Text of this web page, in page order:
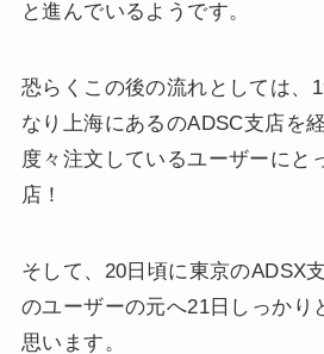
と進んでいるようです。
恐らくこの後の流れとしては、
なり上海にあるのADSC支店を
度々注文しているユーザーにと
店！
そして、20日頃に東京のADSX
のユーザーの元へ21日しっかり
思います。